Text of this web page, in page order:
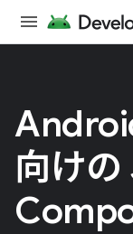
向け